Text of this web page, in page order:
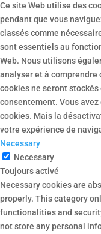
Ce site Web utilise des
pendant que vous
classés comme
sont essentiels au
Web. Nous utilisons
analyser et à comprendre
cookies ne seront
consentement. Vous
cookies. Mais la
votre expérience de
Necessary
Necessary
Toujours activé
Necessary cookies are
properly. This category
functionalities and
not store any personal